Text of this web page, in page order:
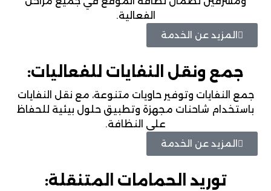
الفعالية.
المزيد عن الخدمة
جمع ونقل النفايات للفعاليات:
جمع النفايات وتوفير حاويات متنوعة، مع نقل النفايات
باستخدام شاحنات مجهزة وتطبيق حلول بيئية للحفاظ
على النظافة.
المزيد عن الخدمة
توريد الحمامات المتنقلة: